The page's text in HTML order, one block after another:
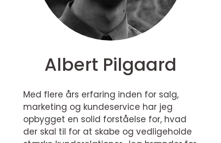
Albert Pilgaard
Med flere års erfaring inden for salg,
marketing og kundeservice har jeg
opbygget en solid forståelse for, hvad
der skal til for at skabe og vedligeholde